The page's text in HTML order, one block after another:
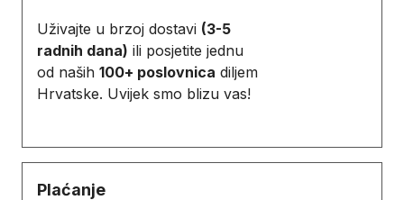
Uživajte u brzoj dostavi (3-5
radnih dana) ili posjetite jednu
od naših 100+ poslovnica diljem
Hrvatske. Uvijek smo blizu vas!
Plaćanje